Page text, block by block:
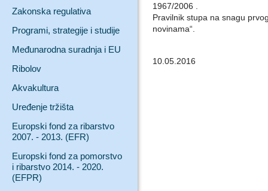
Zakonska regulativa
Programi, strategije i studije
Međunarodna suradnja i EU
Ribolov
Akvakultura
Uređenje tržišta
Europski fond za ribarstvo
2007. - 2013. (EFR)
Europski fond za pomorstvo
i ribarstvo 2014. - 2020.
(EFPR)
1967/2006 .
Pravilnik stupa na snagu
novinama“.
10.05.2016